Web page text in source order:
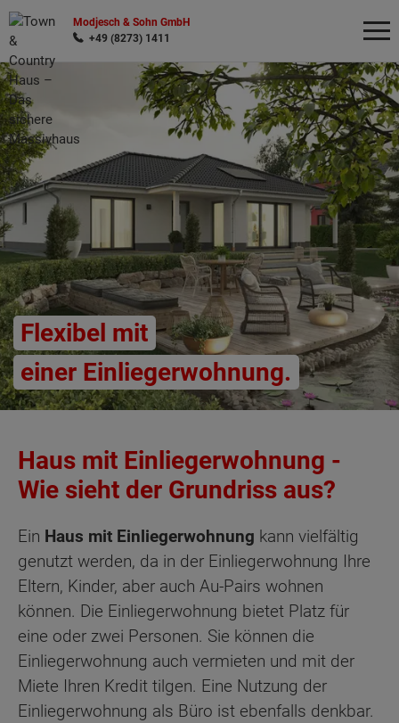
Modjesch & Sohn GmbH
+49 (8273) 1411
Flexibel mit
einer Einliegerwohnung.
Haus mit Einliegerwohnung -
Wie sieht der Grundriss aus?
Ein Haus mit Einliegerwohnung kann vielfältig
genutzt werden, da in der Einliegerwohnung Ihre
Eltern, Kinder, aber auch Au-Pairs wohnen
können. Die Einliegerwohnung bietet Platz für
eine oder zwei Personen. Sie können die
Einliegerwohnung auch vermieten und mit der
Miete Ihren Kredit tilgen. Eine Nutzung der
Einliegerwohnung als Büro ist ebenfalls denkbar.
Wonach möchten Sie suchen?